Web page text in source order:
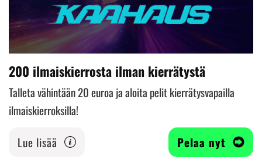
200 ilmaiskierrosta ilman kierrätystä
Talleta vähintään 20 euroa ja aloita pelit kierrätysvapailla
ilmaiskierroksilla!
Lue lisää
Pelaa nyt